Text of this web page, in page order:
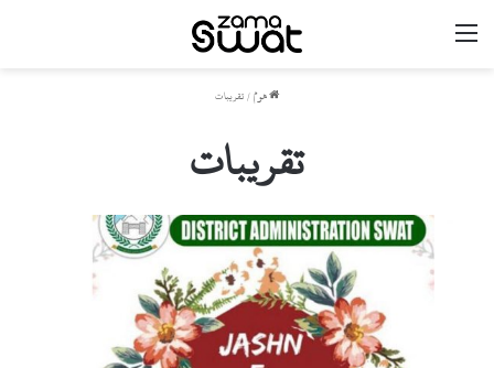
ھوم/تقریبات
تقریبات